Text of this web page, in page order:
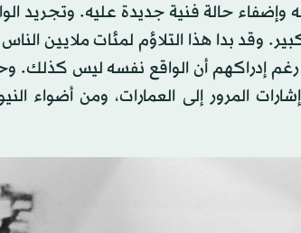
وإضفاء حالة فنية جديدة عليه. وتجريد
وقد بدا هذا التلاؤم لمئات ملايين
رغم إدراكهم أن الواقع نفسه ليس كذلك.
المرور إلى العمارات، ومن أضواء